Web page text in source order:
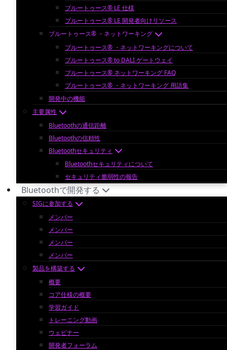
ブルートゥース® LE 仕様
ブルートゥース® LE 開発者向けリソース
ブルートゥース® ・ネットワーキング
ブルートゥース® ・ネットワーキングについて
ブルートゥース® to DALI ゲートウェイ
ブルートゥース® ネットワーキング FAQ
ブルートゥース® ・ネットワーキング 用語集
開発中の機能
主要属性
Bluetoothの通信距離
Bluetoothの信頼性
Bluetoothセキュリティ
Bluetoothセキュリティについて
セキュリティ脆弱性の報告
Bluetoothで開発する
SIGに参加する
メンバー
メンバー
メンバー
メンバー
製品を構築する
概要
コア仕様の概要
学習ガイド
トレーニング動画
ウェビナー
開発者フォーラム